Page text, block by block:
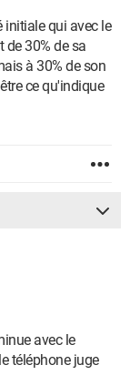
initiale qui avec le
de 30% de sa
à 30% de son
ce qu'indique
avec le
téléphone juge